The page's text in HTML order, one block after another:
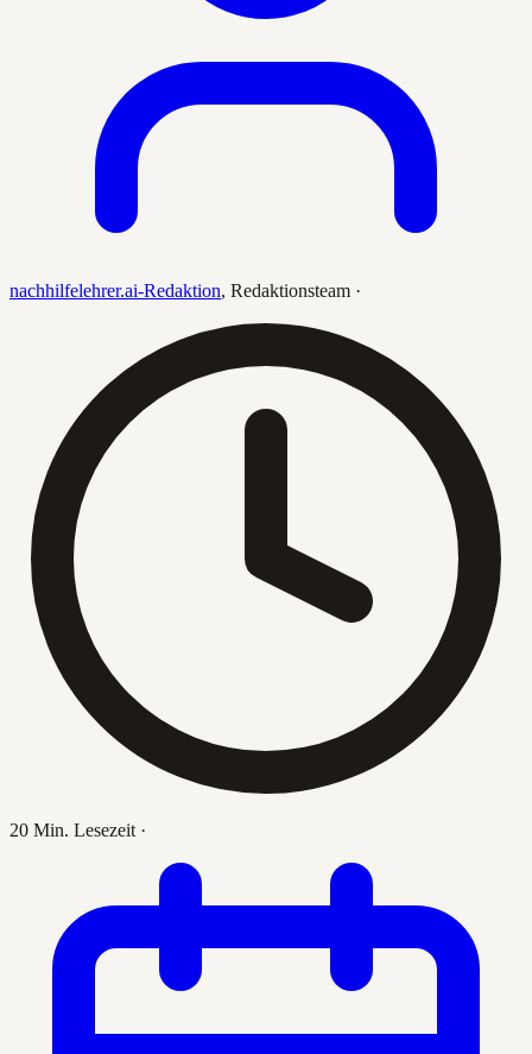
nachhilfelehrer.ai-Redaktion, Redaktionsteam ·
20 Min. Lesezeit ·